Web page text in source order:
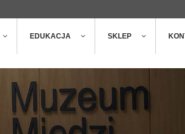
EDUKACJA SKLEP